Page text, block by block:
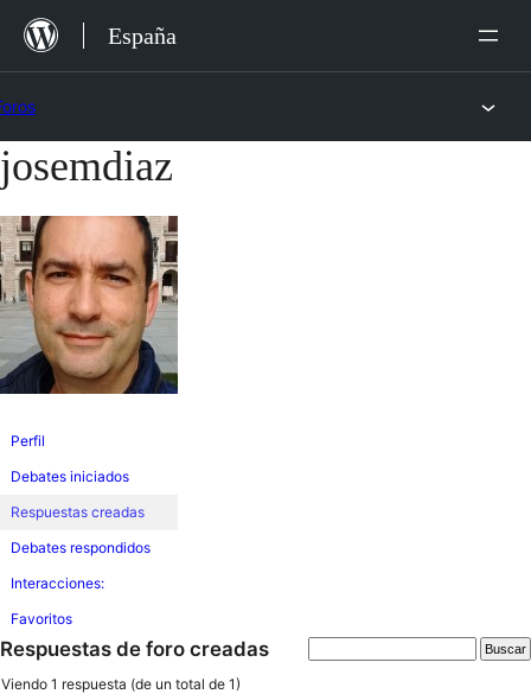
Saltar
España
Saltar
al
contenido
josemdiaz
Perfil
Debates iniciados
Respuestas creadas
Debates respondidos
Interacciones:
Favoritos
Respuestas de foro creadas
Viendo 1 respuesta (de un total de 1)